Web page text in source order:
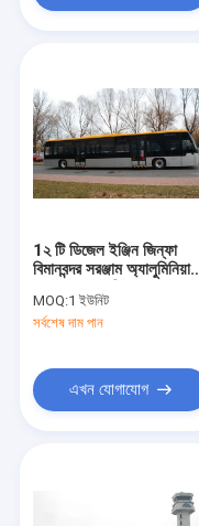
1২ টি ডিজেল ইঞ্জিন জিন্ফা
বিমানবন্দর সরঞ্জাম অ্যালুমিনিয়াম
MOQ:1 ইউনিট
সর্বশেষ দাম পান
এখন যোগাযোগ